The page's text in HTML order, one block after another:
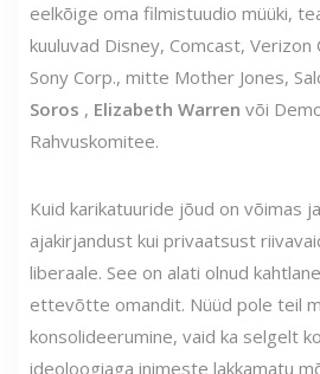
eelkõige oma filmistuudio müüki,
kuuluvad Disney, Comcast, Verizon
Sony Corp., mitte Mother Jones,
Soros , Elizabeth Warren või
Rahvuskomitee.
Kuid karikatuuride jõud on võimas
ajakirjandust kui privaatsust
liberaale. See on alati olnud
ettevõtte omandit. Nüüd pole teil
konsolideerumine, vaid ka selgelt
ideoloogiaga inimeste lakkamatu